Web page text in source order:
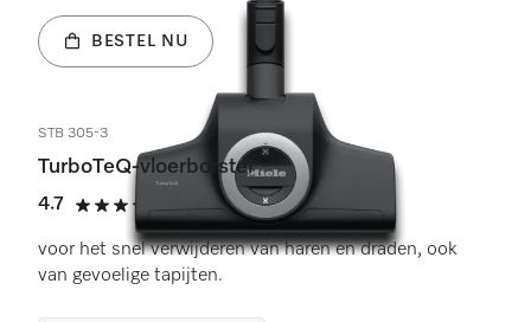
BESTEL NU
STB 305-3
TurboTeQ-vloerborstel
4.7
4.7 sterren op 5
(103 beoordelingen)
voor het snel verwijderen van haren en draden, ook
van gevoelige tapijten.